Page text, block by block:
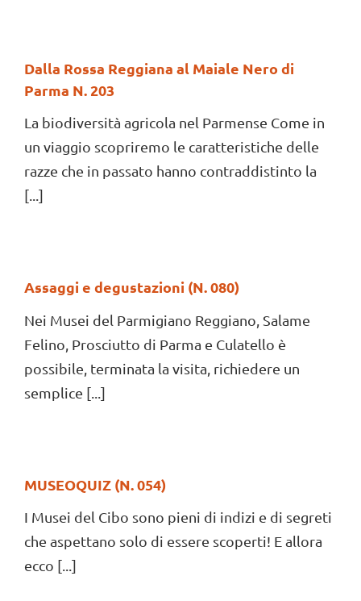
Dalla Rossa Reggiana al Maiale Nero di
Parma N. 203
La biodiversità agricola nel Parmense Come in
un viaggio scopriremo le caratteristiche delle
razze che in passato hanno contraddistinto la
[...]
Assaggi e degustazioni (N. 080)
Nei Musei del Parmigiano Reggiano, Salame
Felino, Prosciutto di Parma e Culatello è
possibile, terminata la visita, richiedere un
semplice [...]
MUSEOQUIZ (N. 054)
I Musei del Cibo sono pieni di indizi e di segreti
che aspettano solo di essere scoperti! E allora
ecco [...]